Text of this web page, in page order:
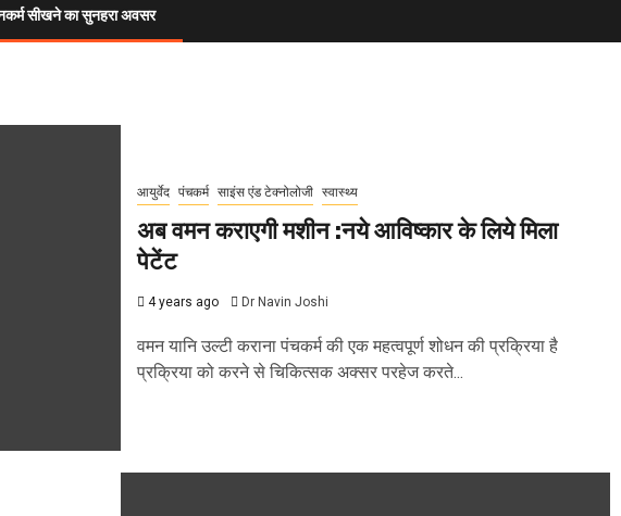
सीखने का सुनहरा अवसर
आयुर्वेद पंचकर्म साइंस एंड टेक्नोलोजी स्वास्थ्य
अब वमन कराएगी मशीन :नये आविष्कार के लिये मिला
पेटेंट
4 years ago Dr Navin Joshi
वमन यानि उल्टी कराना पंचकर्म की एक महत्वपूर्ण शोधन की प्रक्रिया है
प्रक्रिया को करने से चिकित्सक अक्सर परहेज करते...